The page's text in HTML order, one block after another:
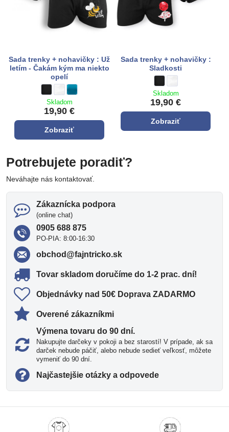
Sada trenky + nohavičky : Už
letím - Čakám kým ma niekto
opelí
Sada trenky + nohavičky : Už letím - Čakám kým ma niekto opelí -
Sada trenky + nohavičky : Už letím - Čakám kým ma niekto
bielaSada trenky + nohavičky : Už letím - Čakám kým ma
tyrkysová modrá
Skladom
19,90 €
Zobraziť
Sada trenky + nohavičky :
Sladkosti
Skladom
19,90 €
Zobraziť
Potrebujete poradiť?
Neváhajte nás kontaktovať.
Zákaznícka podpora
(online chat)
0905 688 875
PO-PIA: 8:00-16:30
obchod​@fajntricko​.sk
Tovar skladom doručíme do 1-2 prac​. dní!
Objednávky nad 50€ Doprava ZADARMO
Overené zákazníkmi
Výmena tovaru do 90 dní​.
Nakupujte darčeky v pokoji a bez starostí! V prípade, ak sa
darček nebude páčiť, alebo nebude sedieť veľkosť, môžete
vymeniť do 90 dní.
Najčastejšie otázky a odpovede